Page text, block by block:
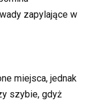
zapylające w
miejsca, jednak
szybie, gdyż